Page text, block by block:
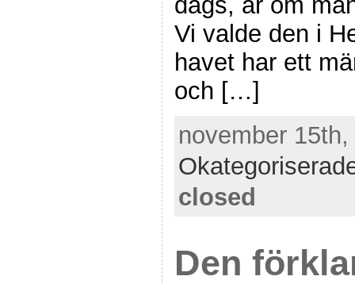
Vi valde den i
havet har ett
och […]
november
closed
Den